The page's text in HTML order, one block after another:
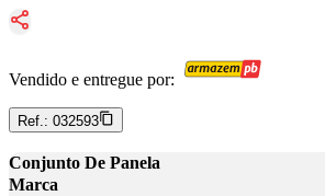
Vendido e entregue por:
Ref.: 032593
Conjunto De Panela
Marca